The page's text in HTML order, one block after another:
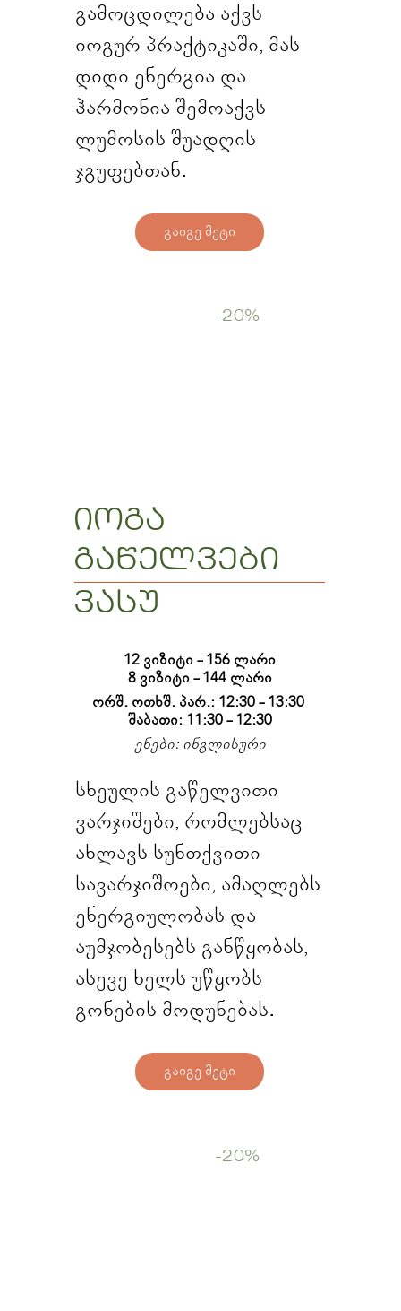
გამოცდილება აქვს
იოგურ პრაქტიკაში, მას
დიდი ენერგია და
ჰარმონია შემოაქვს
ლუმოსის შუადღის
ჯგუფებთან.
გაიგე მეტი
-20%
იოგა
გაწელვები
ვასუ
12 ვიზიტი - 156 ლარი
8 ვიზიტი - 144 ლარი
ორშ. ოთხშ. პარ.: 12:30 - 13:30
შაბათი: 11:30 - 12:30
ენები: ინგლისური
სხეულის გაწელვითი
ვარჯიშები, რომლებსაც
ახლავს სუნთქვითი
სავარჯიშოები, ამაღლებს
ენერგიულობას და
აუმჯობესებს განწყობას,
ასევე ხელს უწყობს
გონების მოდუნებას.
გაიგე მეტი
-20%